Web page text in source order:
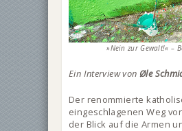
»Nein zur Gewalt!« –
Ein Interview von Øle
Der renommierte
eingeschlagenen Weg
der Blick auf die Armen